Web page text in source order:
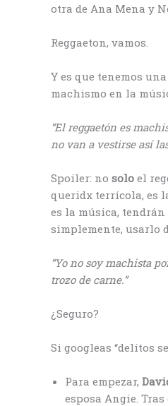
otra de Ana Mena y
Reggaeton, vamos.
Y es que tenemos
machismo en la
“El reggaetón es
no van a vestirse así
Spoiler: no solo el
queridx terrícola, es
es la música,
simplemente, usarlo
“Yo no soy machista
trozo de carne.”
¿Seguro?
Si googleas “delitos
Para empezar,
esposa Angie.